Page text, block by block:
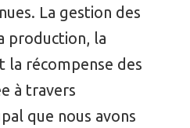
La gestion des
production, la
la récompense des
à travers
que nous avons